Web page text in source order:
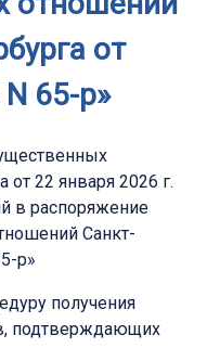
от
65-р»
от 22 января 2026 г.
в распоряжение
Санкт-
р»
получения
подтверждающих